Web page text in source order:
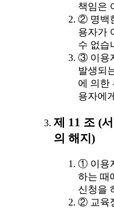
책임은
② 명백
용자가
수 없습
③ 이용
발생되
에 의한
용자에
제 11 조 (
의 해지)
① 이용
하는 때
신청을
② 교육